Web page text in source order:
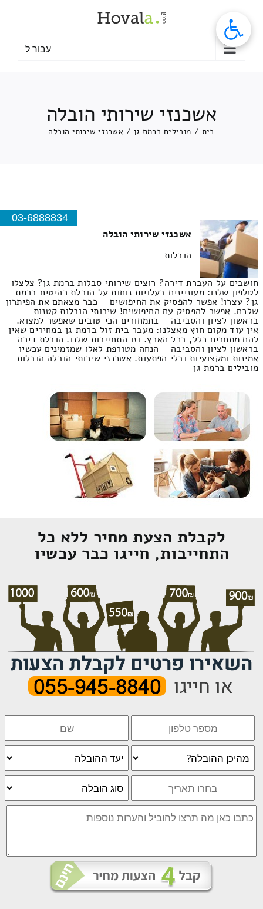
עבור ל
אשכנזי שירותי הובלה
בית / מובילים ברמת גן / אשכנזי שירותי הובלה
03-6888834
אשכנזי שירותי הובלה
הובלות
חושבים על העברת דירה? רוצים שירותי סבלות ברמת גן? צלצלו
לטלפון שלנו: מעוניינים בעלויות נוחות על הובלת רהיטים ברמת
גן? עצרו! אפשר להפסיק את החיפושים – כבר מצאתם את הפיתרון
שלכם. אפשר להפסיק עם החיפושים! שירותי הובלות קטנות
בראשון לציון והסביבה – בתמחורים הכי טובים שאפשר למצוא.
אין עוד מקום חוץ מאצלנו: מעבר בית זול ברמת גן במחירים שאין
להם מתחרים כלל, בכל הארץ. וזו התחייבות שלנו. הובלת דירה
בראשון לציון והסביבה – הנחה מטורפת לאלו שמזמינים עכשיו –
אמינות ומקצועיות ובלי הפתעות. אשכנזי שירותי הובלה הובלות
מובילים ברמת גן
לקבלת הצעת מחיר ללא כל
התחייבות, חייגו כבר עכשיו